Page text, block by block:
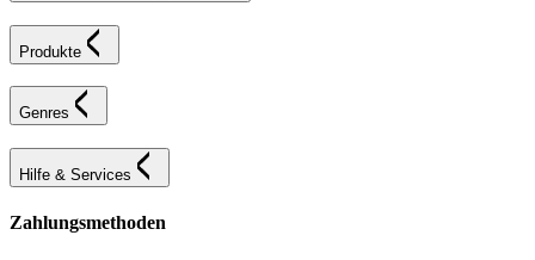
Produkte
Genres
Hilfe & Services
Zahlungsmethoden